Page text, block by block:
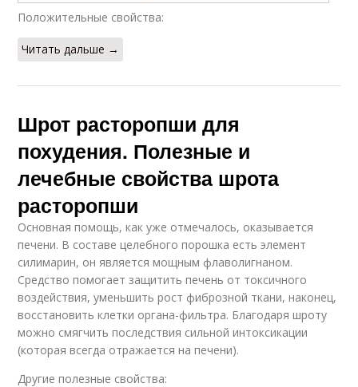
Положительные свойства:
Читать дальше →
Шрот расторопши для
похудения. Полезные и
лечебные свойства шрота
расторопши
Основная помощь, как уже отмечалось, оказывается
печени. В составе целебного порошка есть элемент
силимарин, он является мощным флаволигнаном.
Средство помогает защитить печень от токсичного
воздействия, уменьшить рост фиброзной ткани, наконец,
восстановить клетки органа-фильтра. Благодаря шроту
можно смягчить последствия сильной интоксикации
(которая всегда отражается на печени).
Другие полезные свойства: